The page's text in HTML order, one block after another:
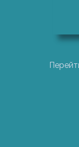
бизнес-
Управление